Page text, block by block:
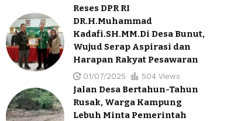
Reses DPR RI
DR.H.Muhammad
Kadafi.SH.MM.Di Desa Bunut,
Wujud Serap Aspirasi dan
Harapan Rakyat Pesawaran
01/07/2025 504 Views
Jalan Desa Bertahun-Tahun
Rusak, Warga Kampung
Lebuh Minta Pemerintah